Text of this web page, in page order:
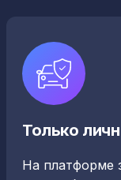
Только
На платформе